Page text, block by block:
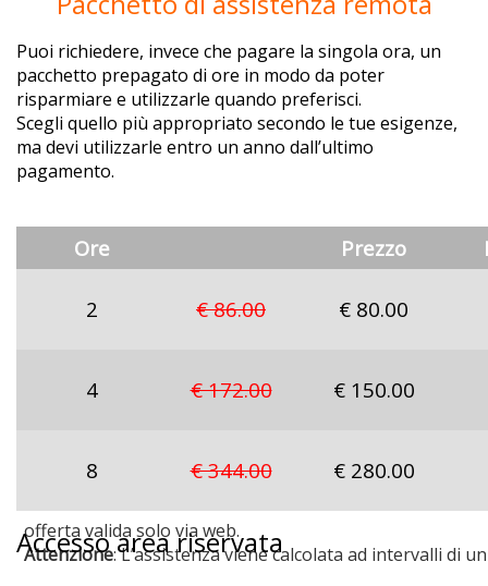
Puoi richiedere, invece che pagare la singola ora, un
pacchetto prepagato di ore in modo da poter
risparmiare e utilizzarle quando preferisci.
Scegli quello più appropriato secondo le tue esigenze,
ma devi utilizzarle entro un anno dall’ultimo
pagamento.
Ore Prezzo
2 € 86.00 € 80.00
4 € 172.00 € 150.00
8 € 344.00 € 280.00
offerta valida solo via web.
Attenzione: L’assistenza viene calcolata ad intervalli di
Accesso area riservata